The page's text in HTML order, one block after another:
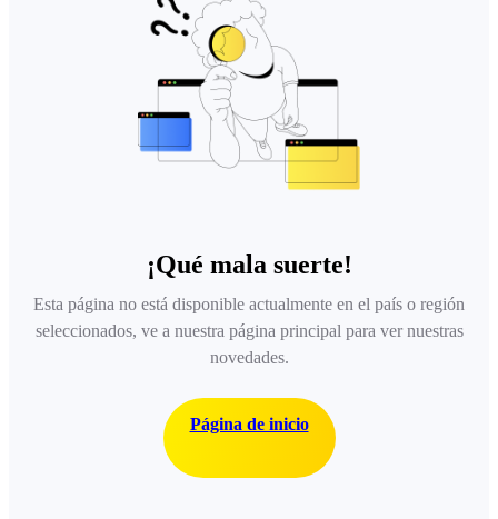
¡Qué mala suerte!
Esta página no está disponible actualmente en el país o región
seleccionados, ve a nuestra página principal para ver nuestras
novedades.
Página de inicio